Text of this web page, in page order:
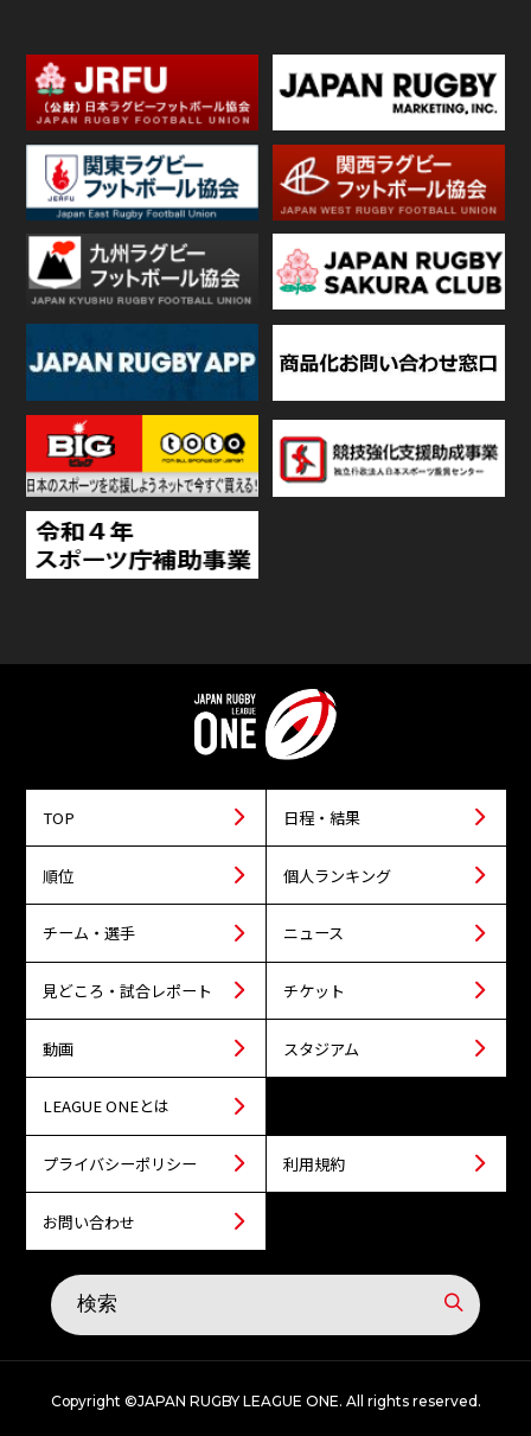
TOP 日程・結果
順位 個人ランキング
チーム・選手 ニュース
見どころ・試合レポート チケット
動画 スタジアム
LEAGUE ONEとは
プライバシーポリシー 利用規約
お問い合わせ
Copyright ©JAPAN RUGBY LEAGUE ONE. All rights reserved.